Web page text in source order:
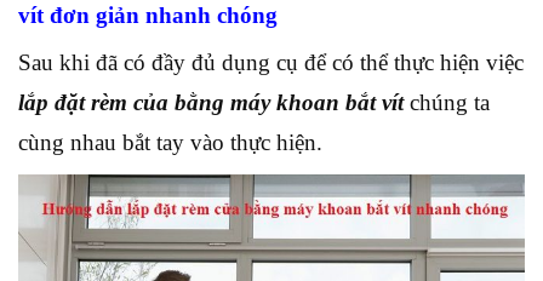
vít đơn giản nhanh chóng
Sau khi đã có đầy đủ dụng cụ để có thể thực hiện việc
lắp đặt rèm của bằng máy khoan bắt vítchúng ta
cùng nhau bắt tay vào thực hiện.